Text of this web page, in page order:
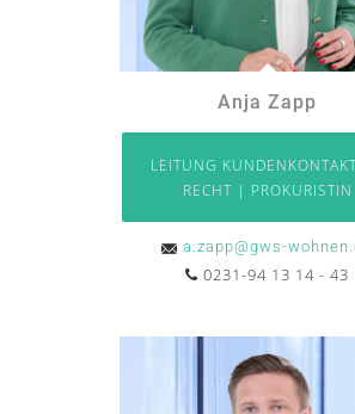
Anja Zapp
LEITUNG
RECHT | PROKURISTIN
a.zapp@gws-
0231-94 13 14 - 43